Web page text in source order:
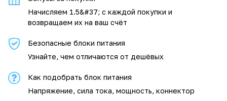
Начисляем 1.5&#37; с каждой покупки и
возвращаем их на ваш счёт
Безопасные блоки питания
Узнайте, чем отличаются от дешёвых
Как подобрать блок питания
Напряжение, сила тока, мощность, коннектор